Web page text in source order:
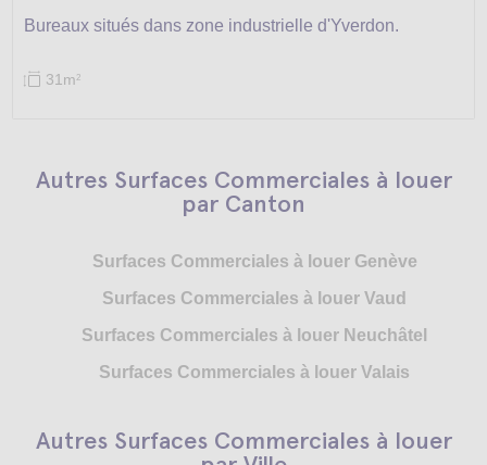
Bureaux situés dans zone industrielle d'Yverdon.
31m2
Autres Surfaces Commerciales à louer
par Canton
Surfaces Commerciales à louer Genève
Surfaces Commerciales à louer Vaud
Surfaces Commerciales à louer Neuchâtel
Surfaces Commerciales à louer Valais
Autres Surfaces Commerciales à louer